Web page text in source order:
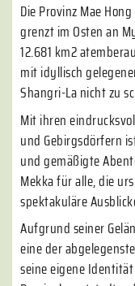
Die Provinz Mae
grenzt im Osten an
12.681 km2
mit idyllisch
Shangri-La nicht zu
Mit ihren
und Gebirgsdörfern
und gemäßigte
Mekka für alle, die
spektakuläre
Aufgrund seiner
eine der
seine eigene